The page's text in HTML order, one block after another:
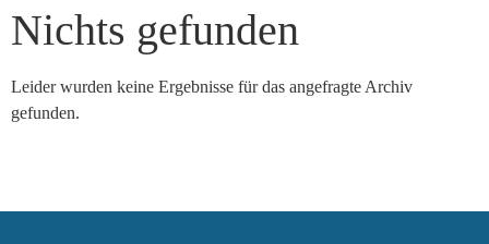
Nichts gefunden
Leider wurden keine Ergebnisse für das angefragte Archiv
gefunden.